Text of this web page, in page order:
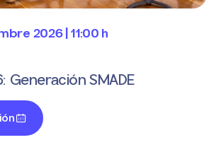
2026 | 11:00 h
Generación SMADE